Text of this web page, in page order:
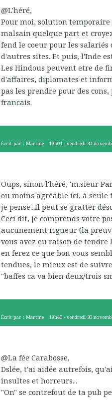
@L'héré,
Pour moi, solution
malsain quelque part et
fend le coeur pour les
d'autres sites. Et puis, l'Inde
Les Hindous peuvent etre de
d'affaires, diplomates et
pas les prendre pour des
francais.
Écrit par : Martine 19h04 -vendredi 30
Oups, sinon l'héré, 'm.sieur
ou moins agréable ici, à
je pense...Il peut se gratter
Ceci dit, je comprends votre
aucunement rigueur (la
vous avez eu raison de
en ferez ce que bon vous
tendues, le mieux est de
"baffes ca va bien deux/trois
Écrit par : Martine 19h40 -vendredi 30
@La fée Carabosse,
Dslée, t'ai aidée autrefois,
insultes et horreurs...
"On" se contrefout de ta pub